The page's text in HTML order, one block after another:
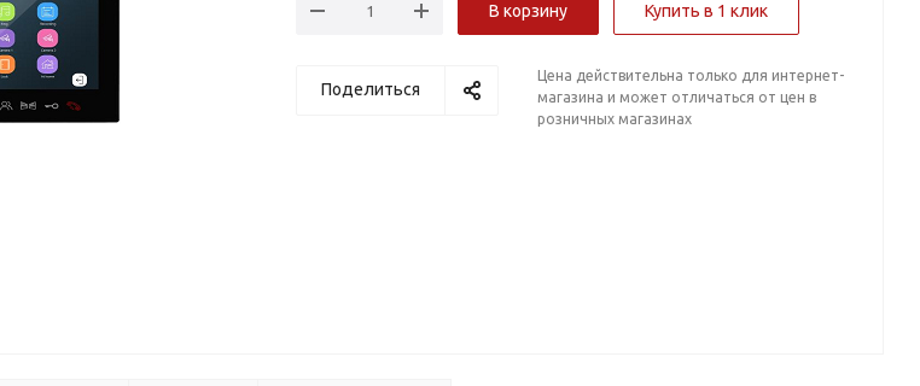
В корзину Купить в 1 клик
Поделиться
Цена действительна только для интернет-
магазина и может отличаться от цен в
розничных магазинах